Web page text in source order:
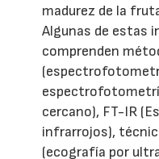
madurez de la
Algunas de estas
comprenden
cercano), FT-IR
infrarrojos),
(ecografía por